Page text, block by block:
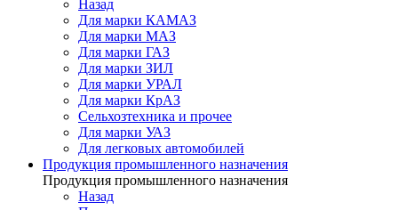
Назад
Для марки КАМАЗ
Для марки МАЗ
Для марки ГАЗ
Для марки ЗИЛ
Для марки УРАЛ
Для марки КрАЗ
Сельхозтехника и прочее
Для марки УАЗ
Для легковых автомобилей
Продукция промышленного назначения
Продукция промышленного назначения
Назад